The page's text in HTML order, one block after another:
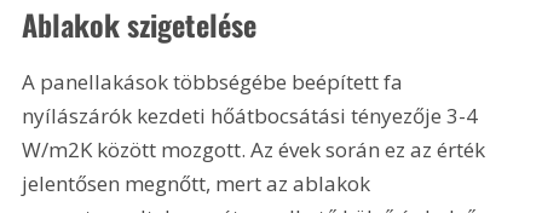
Ablakok szigetelése
A panellakások többségébe beépített fa
nyílászárók kezdeti hőátbocsátási tényezője 3-4
W/m2K között mozgott. Az évek során ez az érték
jelentősen megnőtt, mert az ablakok